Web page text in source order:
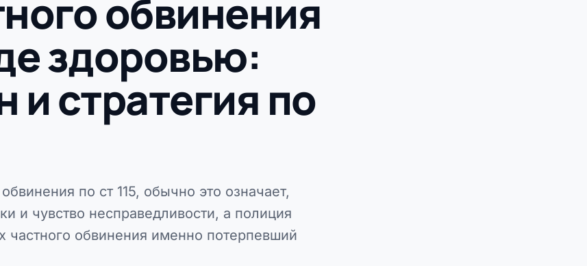
обвинения
здоровью:
стратегия по
по ст 115, обычно это означает,
и чувство несправедливости, а полиция
частного обвинения именно потерпевший